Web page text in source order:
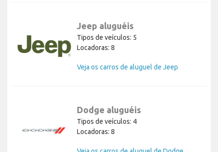
Jeep aluguéis
Tipos de veículos: 5
Locadoras: 8
Veja os carros de aluguel de Jeep
Dodge aluguéis
Tipos de veículos: 4
Locadoras: 8